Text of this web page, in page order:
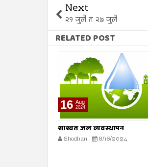
Next
२१ जुलै त २७ जुलै
RELATED POST
16 Aug
2024
मधमाशी
Shodhan 8/16/2024